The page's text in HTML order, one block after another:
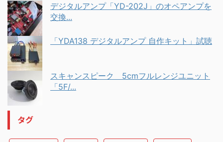
デジタルアンプ「YD-202J」のオペアンプを
交換...
「YDA138 デジタルアンプ 自作キット」試聴
スキャンスピーク 5cmフルレンジユニット
「5F/...
タグ